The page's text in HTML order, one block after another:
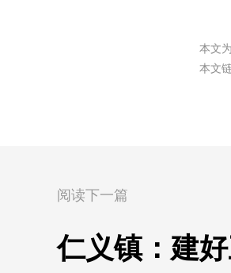
本文为
本文
阅读下一篇
仁义镇：建